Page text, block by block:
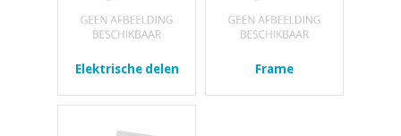
Elektrische delen Frame